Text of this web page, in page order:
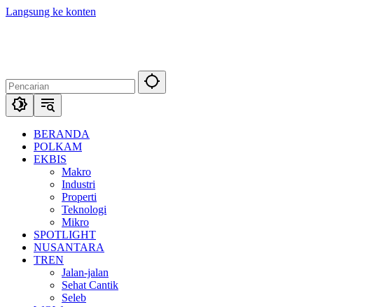
Langsung ke konten
BERANDA
POLKAM
EKBIS
Makro
Industri
Properti
Teknologi
Mikro
SPOTLIGHT
NUSANTARA
TREN
Jalan-jalan
Sehat Cantik
Seleb